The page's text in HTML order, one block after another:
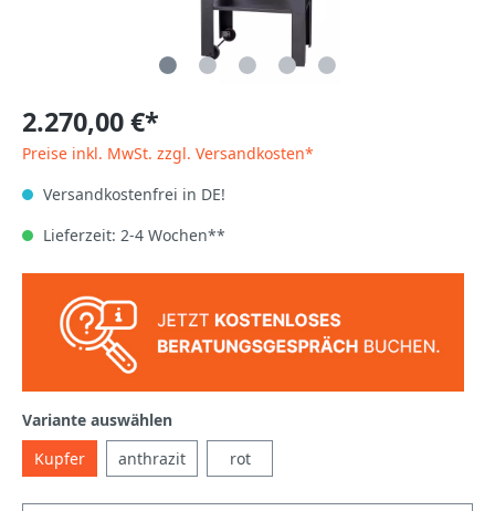
2.270,00 €*
Preise inkl. MwSt. zzgl. Versandkosten*
Versandkostenfrei in DE!
Lieferzeit: 2-4 Wochen**
Variante auswählen
Kupfer
anthrazit rot